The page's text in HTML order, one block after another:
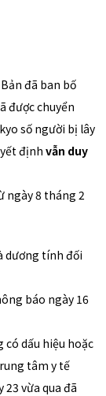
đã ban bố
được chuyển
số người bị lây
định vẫn duy
ngày 8 tháng 2
dương tính đối
báo ngày 16
dấu hiệu hoặc
tâm y tế
vừa qua đã